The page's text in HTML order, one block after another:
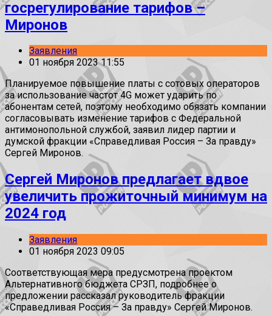
госрегулирование тарифов –
Миронов
Заявления
01 ноября 2023 11:55
Планируемое повышение платы с сотовых операторов
за использование частот 4G может ударить по
абонентам сетей, поэтому необходимо обязать компании
согласовывать изменение тарифов с Федеральной
антимонопольной службой, заявил лидер партии и
думской фракции «Справедливая Россия – За правду»
Сергей Миронов.
Сергей Миронов предлагает вдвое
увеличить прожиточный минимум на
2024 год
Заявления
01 ноября 2023 09:05
Соответствующая мера предусмотрена проектом
Альтернативного бюджета СРЗП, подробнее о
предложении рассказал руководитель фракции
«Справедливая Россия – За правду» Сергей Миронов.